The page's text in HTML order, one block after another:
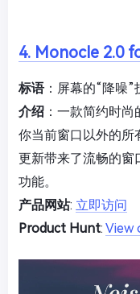
4. Monocle 2.0
标语：屏幕的“降噪”
介绍 ：一款简约时
你当前窗口以外的所
更新带来了流畅的窗
功能。
产品网站: 立即访问
Product Hunt: View